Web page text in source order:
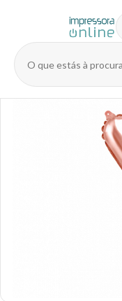
Pesquisar
produtos